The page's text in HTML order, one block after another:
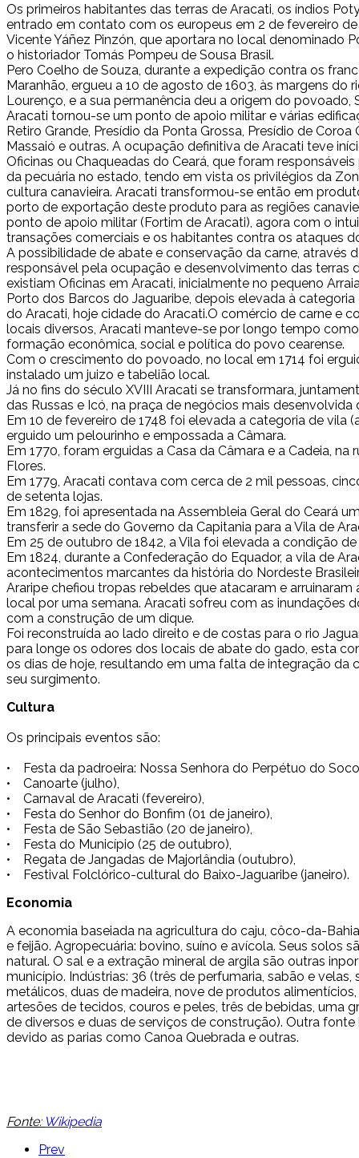
Os primeiros habitantes das terras de Aracati, os índios
entrado em contato com os europeus em 2 de fevereiro
Vicente Yáñez Pinzón, que aportara no local denominado
o historiador Tomás Pompeu de Sousa Brasil.
Pero Coelho de Souza, durante a expedição contra os
Maranhão, ergueu a 10 de agosto de 1603, às margens do
Lourenço, e a sua permanência deu a origem do povoado,
Aracati tornou-se um ponto de apoio militar e várias
Retiro Grande, Presídio da Ponta Grossa, Presídio de
Massaió e outras. A ocupação definitiva de Aracati teve
Oficinas ou Chaqueadas do Ceará, que foram
da pecuária no estado, tendo em vista os privilégios da
cultura canavieira. Aracati transformou-se então em
porto de exportação deste produto para as regiões
ponto de apoio militar (Fortim de Aracati), agora com o
transações comerciais e os habitantes contra os ataques
A possibilidade de abate e conservação da carne, através
responsável pela ocupação e desenvolvimento das terras
existiam Oficinas em Aracati, inicialmente no pequeno
Porto dos Barcos do Jaguaribe, depois elevada à
do Aracati, hoje cidade do Aracati.O comércio de carne e
locais diversos, Aracati manteve-se por longo tempo
formação econômica, social e política do povo cearense.
Com o crescimento do povoado, no local em 1714 foi
instalado um juizo e tabelião local.
Já no fins do século XVIII Aracati se transformara,
das Russas e Icó, na praça de negócios mais desenvolvida
Em 10 de fevereiro de 1748 foi elevada a categoria de vila
erguido um pelourinho e empossada a Câmara.
Em 1770, foram erguidas a Casa da Câmara e a Cadeia, na
Flores.
Em 1779, Aracati contava com cerca de 2 mil pessoas,
de setenta lojas.
Em 1829, foi apresentada na Assembleia Geral do Ceará
transferir a sede do Governo da Capitania para a Vila de
Em 25 de outubro de 1842, a Vila foi elevada a condição
Em 1824, durante a Confederação do Equador, a vila de
acontecimentos marcantes da história do Nordeste
Araripe chefiou tropas rebeldes que atacaram e
local por uma semana. Aracati sofreu com as inundações
com a construção de um dique.
Foi reconstruída ao lado direito e de costas para o rio
para longe os odores dos locais de abate do gado, esta
os dias de hoje, resultando em uma falta de integração da
seu surgimento.
Cultura
Os principais eventos são:
• Festa da padroeira: Nossa Senhora do Perpétuo do
• Canoarte (julho),
• Carnaval de Aracati (fevereiro),
• Festa do Senhor do Bonfim (01 de janeiro),
• Festa de São Sebastião (20 de janeiro),
• Festa do Município (25 de outubro),
• Regata de Jangadas de Majorlândia (outubro),
• Festival Folclórico-cultural do Baixo-Jaguaribe (janeiro).
Economia
A economia baseiada na agricultura do caju, côco-da-
e feijão. Agropecuária: bovino, suíno e avícola. Seus solos
natural. O sal e a extração mineral de argila são outras
município. Indústrias: 36 (três de perfumaria, sabão e
metálicos, duas de madeira, nove de produtos
artesões de tecidos, couros e peles, três de bebidas, uma
de diversos e duas de serviços de construção). Outra
devido as parias como Canoa Quebrada e outras.
Fonte: Wikipedia
Prev